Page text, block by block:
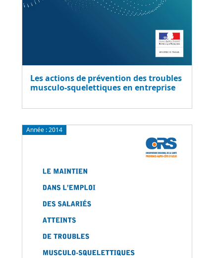
Les actions de prévention des troubles
musculo-squelettiques en entreprise
Année :2014